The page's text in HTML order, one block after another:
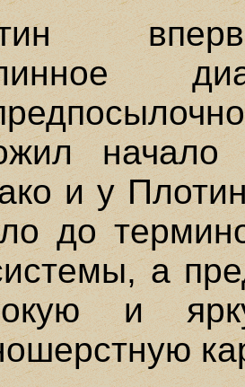
начало
и у
до
а
и